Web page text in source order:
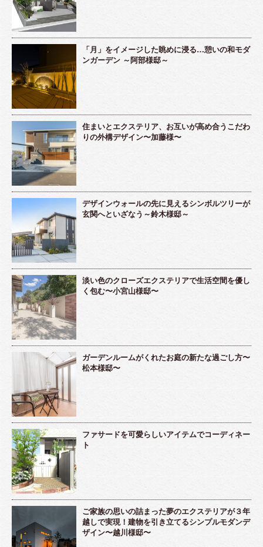
「月」をイメージした眺めに浸る…憩いの和モダ
ンガーデン ～阿部様邸～
住まいとエクステリア、お互いが高め合うこだわ
りの外構デザイン〜加藤様〜
デザインウォールの先に見えるシンボルツリーが
玄関へといざなう～鈴木様邸～
淡い色のクローズエクステリアで生活空間を優し
く包む〜小宮山様邸〜
ガーデンルームがくれたお庭の新たな過ごし方〜
松本様邸〜
ファサードを可愛らしいアイテムでコーディネー
ト
ご家族の思いの詰まった夢のエクステリアが３年
越しで実現！建物を引き立てるシンプルモダンデ
ザイン〜越川様邸〜